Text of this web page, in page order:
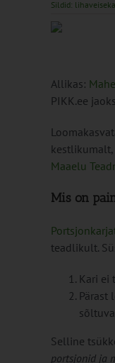
Sildid:
Allikas:
PIKK.ee
Maaelu
Mis on
teadlikult.
Kari ei
Pärast
Selline
portsjonid ja